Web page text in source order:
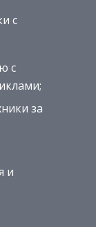
с
с
за
и